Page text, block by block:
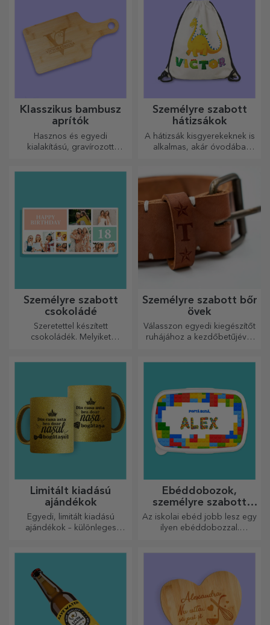
Klasszikus bambusz
aprítók
Hasznos és egyedi
kialakítású, gravírozott
Személyre szabott
hátizsákok
A hátizsák kisgyerekeknek is
alkalmas, akár óvodába
amelyik a legjobban illik a
kicsidhez!
Személyre szabott
csokoládé
Szeretettel készített
csokoládék. Melyiket
Személyre szabott bőr
övek
Válasszon egyedi kiegészítőt
ruhájához a kezdőbetűjével
Limitált kiadású
ajándékok
Egyedi, limitált kiadású
ajándékok – különleges
Ebéddobozok,
személyre szabott
casserole-ok
Az iskolai ebéd jobb lesz egy
ilyen ebéddobozzal.